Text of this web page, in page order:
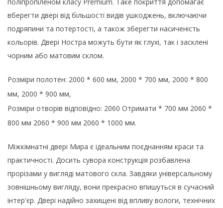
вберегти двері від більшості видів ушкоджень, включаючи
подряпини та потертості, а також зберегти насиченість
кольорів. Двері Ностра можуть бути як глухі, так і засклені
чорним або матовим склом.
Розміри полотен: 2000 * 600 мм, 2000 * 700 мм, 2000 * 800
мм, 2000 * 900 мм,
Розміри отворів відповідно: 2060 Отримати * 700 мм 2060 *
800 мм 2060 * 900 мм 2060 * 1000 мм.
Міжкімнатні двері Мира є ідеальним поєднанням краси та
практичності. Досить сувора конструкція розбавлена
прорізами у вигляді матового скла. Завдяки універсальному
зовнішньому вигляду, вони прекрасно впишуться в сучасний
інтер'єр. Двері надійно захищені від впливу вологи, технічних